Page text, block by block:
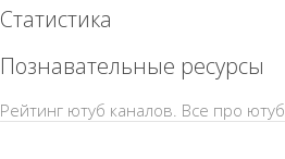
Статистика
Познавательные ресурсы
Рейтинг ютуб каналов. Все про ютуб